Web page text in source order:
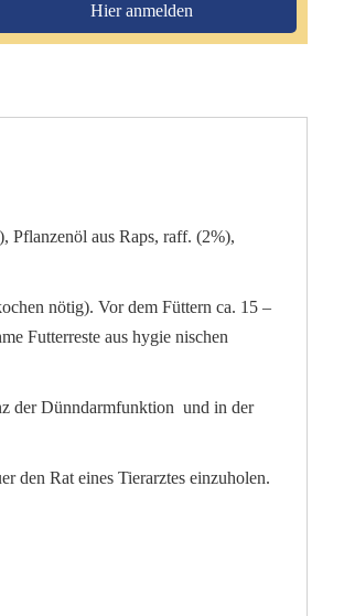
Hier anmelden
Pflanzenöl aus Raps, raff. (2%),
nötig). Vor dem Füttern ca. 15 –
Futterreste aus hygie nischen
der Dünndarmfunktion und in der
den Rat eines Tierarztes einzuholen.